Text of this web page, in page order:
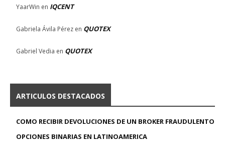
YaarWin en IQCENT
Gabriela Ávila Pérez en QUOTEX
Gabriel Vedia en QUOTEX
ARTICULOS DESTACADOS
COMO RECIBIR DEVOLUCIONES DE UN BROKER FRAUDULENTO
OPCIONES BINARIAS EN LATINOAMERICA